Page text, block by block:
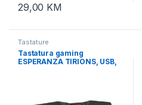
29,00 KM
Tastature
Tastatura gaming
ESPERANZA TIRIONS, USB,